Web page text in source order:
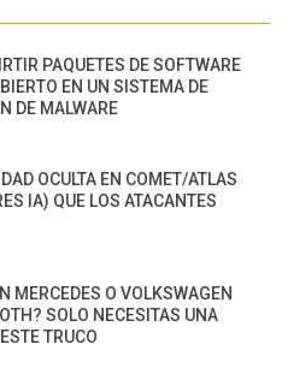
PAQUETES DE SOFTWARE
EN UN SISTEMA DE
DE MALWARE
OCULTA EN COMET/ATLAS
IA) QUE LOS ATACANTES
MERCEDES O VOLKSWAGEN
SOLO NECESITAS UNA
TRUCO